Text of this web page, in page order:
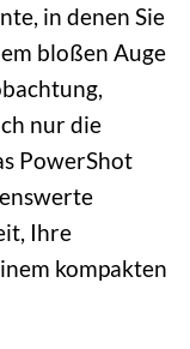
in denen Sie
bloßen Auge
nur die
PowerShot
Ihre
kompakten